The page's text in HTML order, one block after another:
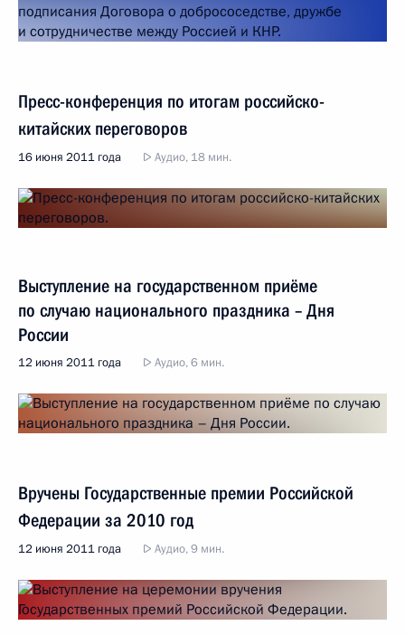
Пресс-конференция по итогам российско-
китайских переговоров
16 июня 2011 года Аудио, 18 мин.
Выступление на государственном приёме
по случаю национального праздника – Дня
России
12 июня 2011 года Аудио, 6 мин.
Вручены Государственные премии Российской
Федерации за 2010 год
12 июня 2011 года Аудио, 9 мин.